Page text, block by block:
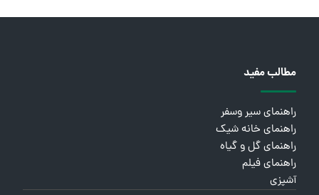
مطالب مفید
راهنمای سیر وسفر
راهنمای خانه شیک
راهنمای گل و گیاه
راهنمای فیلم
آشپزی